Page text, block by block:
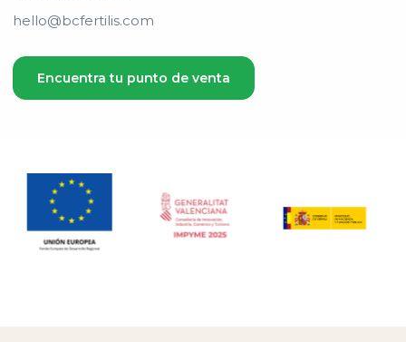
hello@bcfertilis.com
Encuentra tu punto de venta